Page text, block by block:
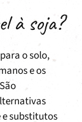
à soja?
o solo,
e os
e substitutos